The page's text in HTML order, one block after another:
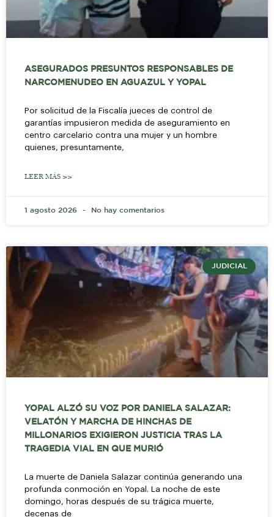
ASEGURADOS PRESUNTOS RESPONSABLES DE
NARCOMENUDEO EN AGUAZUL Y YOPAL
Por solicitud de la Fiscalía jueces de control de
garantías impusieron medida de aseguramiento en
centro carcelario contra una mujer y un hombre
quienes, presuntamente,
LEER MÁS >>
1 agosto 2026 No hay comentarios
JUDICIAL
YOPAL ALZÓ SU VOZ POR DANIELA SALAZAR:
VELATÓN Y MARCHA DE HINCHAS DE
MILLONARIOS EXIGIERON JUSTICIA TRAS LA
TRAGEDIA VIAL EN QUE MURIÓ
La muerte de Daniela Salazar continúa generando una
profunda conmoción en Yopal. La noche de este
domingo, horas después de su trágica muerte,
decenas de